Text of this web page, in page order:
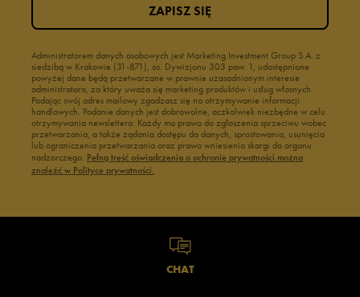
Administratorem danych osobowych jest Marketing Investment Group S.A. z
siedzibą w Krakowie (31-871), os. Dywizjonu 303 paw. 1, udostępnione
powyżej dane będą przetwarzane w prawnie uzasadnionym interesie
administratora, za który uważa się marketing produktów i usług własnych.
Podając swój adres mailowy zgadzasz się na otrzymywanie informacji
handlowych. Podanie danych jest dobrowolne, aczkolwiek niezbędne w celu
otrzymywania newslettera. Każdy ma prawo do zgłoszenia sprzeciwu wobec
przetwarzania, a także żądania dostępu do danych, sprostowania, usunięcia
lub ograniczenia przetwarzania oraz prawo wniesienia skargi do organu
nadzorczego. Pełną treść oświadczenia o ochronie prywatności można
znaleźć w Polityce prywatności.
ZAPISZ SIĘ
CHAT